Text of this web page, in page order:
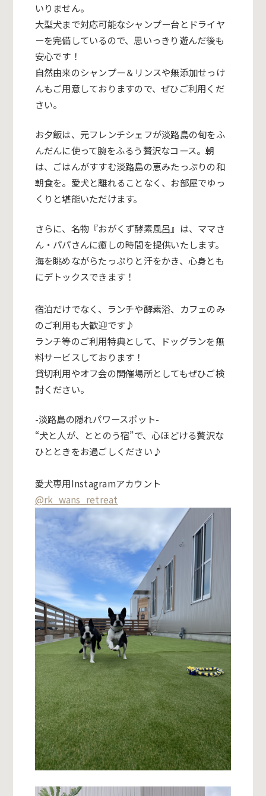
いりません。
大型犬まで対応可能なシャンプー台とドライヤ
ーを完備しているので、思いっきり遊んだ後も
安心です！
自然由来のシャンプー＆リンスや無添加せっけ
んもご用意しておりますので、ぜひご利用くだ
さい。
お夕飯は、元フレンチシェフが淡路島の旬をふ
んだんに使って腕をふるう贅沢なコース。朝
は、ごはんがすすむ淡路島の恵みたっぷりの和
朝食を。愛犬と離れることなく、お部屋でゆっ
くりと堪能いただけます。
さらに、名物『おがくず酵素風呂』は、ママさ
ん・パパさんに癒しの時間を提供いたします。
海を眺めながらたっぷりと汗をかき、心身とも
にデトックスできます！
宿泊だけでなく、ランチや酵素浴、カフェのみ
のご利用も大歓迎です♪
ランチ等のご利用特典として、ドッグランを無
料サービスしております！
貸切利用やオフ会の開催場所としてもぜひご検
討ください。
-淡路島の隠れパワースポット-
“犬と人が、ととのう宿”で、心ほどける贅沢な
ひとときをお過ごしください♪
愛犬専用Instagramアカウント
@rk_wans_retreat